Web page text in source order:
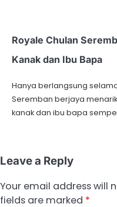
Royale Chulan
Kanak dan Ibu Bapa
Hanya berlangsung
Seremban berjaya
kanak dan ibu bapa
Leave a Reply
Your email address will
fields are marked *